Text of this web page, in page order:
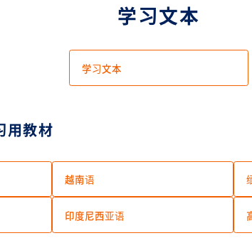
学习文本
学习文本
用教材
越南语
印度尼西亚语